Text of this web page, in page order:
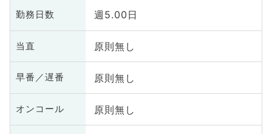
勤務日数 週5.00日
当直 原則無し
早番／遅番 原則無し
オンコール 原則無し